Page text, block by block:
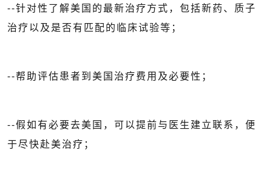
--针对性了解美国的最新治疗方式，包括新药、质子
治疗以及是否有匹配的临床试验等；
--帮助评估患者到美国治疗费用及必要性；
--假如有必要去美国，可以提前与医生建立联系，便
于尽快赴美治疗；